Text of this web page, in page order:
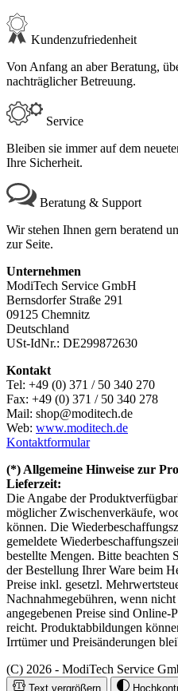
Kundenzufriedenheit
Von Anfang an aber Beratung,
nachträglicher Betreuung.
Service
Bleiben sie immer auf dem
Ihre Sicherheit.
Beratung & Support
Wir stehen Ihnen gern beratend
zur Seite.
Unternehmen
ModiTech Service GmbH
Bernsdorfer Straße 291
09125 Chemnitz
Deutschland
USt-IdNr.: DE299872630
Kontakt
Tel: +49 (0) 371 / 50 340 270
Fax: +49 (0) 371 / 50 340 278
Mail: shop@moditech.de
Web: www.moditech.de
Kontaktformular
(*) Allgemeine Hinweise zur
Lieferzeit:
Die Angabe der
möglicher Zwischenverkäufe,
können. Die
gemeldete
bestellte Mengen. Bitte beachten
der Bestellung Ihrer Ware beim
Preise inkl. gesetzl.
Nachnahmegebühren, wenn
angegebenen Preise sind Online-
reicht. Produktabbildungen
Irrtümer und Preisänderungen
(C) 2026 - ModiTech Service
Text vergrößern